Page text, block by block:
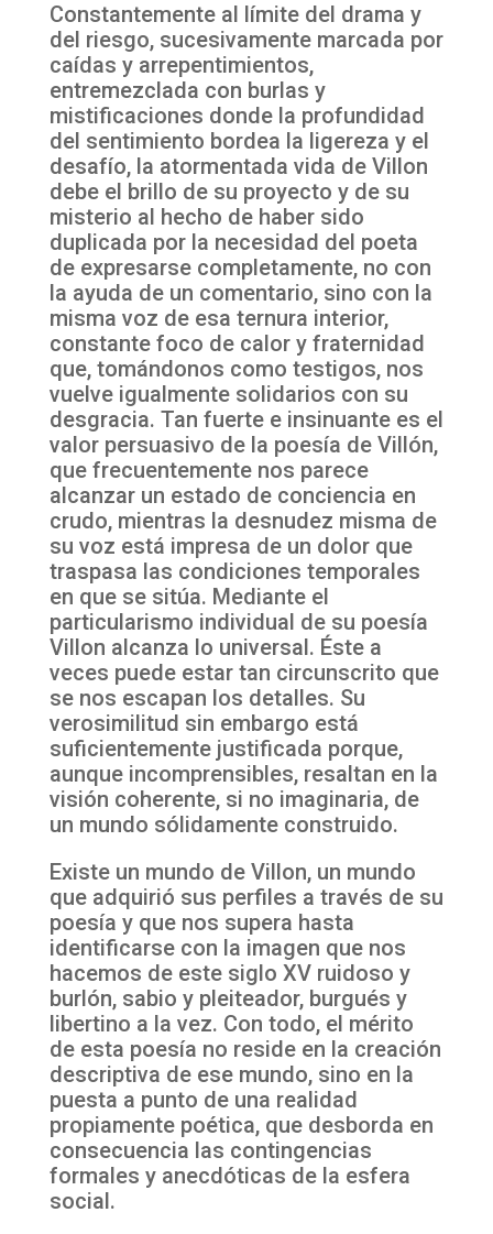
Constantemente al límite del drama y
del riesgo, sucesivamente marcada por
caídas y arrepentimientos,
entremezclada con burlas y
mistificaciones donde la profundidad
del sentimiento bordea la ligereza y el
desafío, la atormentada vida de Villon
debe el brillo de su proyecto y de su
misterio al hecho de haber sido
duplicada por la necesidad del poeta
de expresarse completamente, no con
la ayuda de un comentario, sino con la
misma voz de esa ternura interior,
constante foco de calor y fraternidad
que, tomándonos como testigos, nos
vuelve igualmente solidarios con su
desgracia. Tan fuerte e insinuante es el
valor persuasivo de la poesía de Villón,
que frecuentemente nos parece
alcanzar un estado de conciencia en
crudo, mientras la desnudez misma de
su voz está impresa de un dolor que
traspasa las condiciones temporales
en que se sitúa. Mediante el
particularismo individual de su poesía
Villon alcanza lo universal. Éste a
veces puede estar tan circunscrito que
se nos escapan los detalles. Su
verosimilitud sin embargo está
suficientemente justificada porque,
aunque incomprensibles, resaltan en la
visión coherente, si no imaginaria, de
un mundo sólidamente construido.
Existe un mundo de Villon, un mundo
que adquirió sus perfiles a través de su
poesía y que nos supera hasta
identificarse con la imagen que nos
hacemos de este siglo XV ruidoso y
burlón, sabio y pleiteador, burgués y
libertino a la vez. Con todo, el mérito
de esta poesía no reside en la creación
descriptiva de ese mundo, sino en la
puesta a punto de una realidad
propiamente poética, que desborda en
consecuencia las contingencias
formales y anecdóticas de la esfera
social.